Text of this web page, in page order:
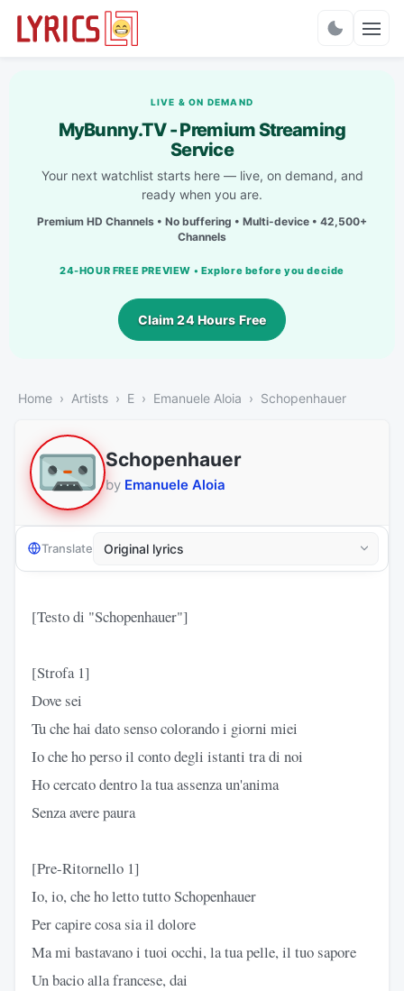
LIVE & ON DEMAND
MyBunny.TV - Premium Streaming
Service
Your next watchlist starts here — live, on demand, and
ready when you are.
Premium HD Channels • No buffering • Multi-device • 42,500+
Channels
24-HOUR FREE PREVIEW • Explore before you decide
Claim 24 Hours Free
Home Artists E Emanuele Aloia Schopenhauer
Schopenhauer
by Emanuele Aloia
Translate
[Testo di "Schopenhauer"]
[Strofa 1]
Dove sei
Tu che hai dato senso colorando i giorni miei
Io che ho perso il conto degli istanti tra di noi
Ho cercato dentro la tua assenza un'anima
Senza avere paura
[Pre-Ritornello 1]
Io, io, che ho letto tutto Schopenhauer
Per capire cosa sia il dolore
Ma mi bastavano i tuoi occhi, la tua pelle, il tuo sapore
Un bacio alla francese, dai